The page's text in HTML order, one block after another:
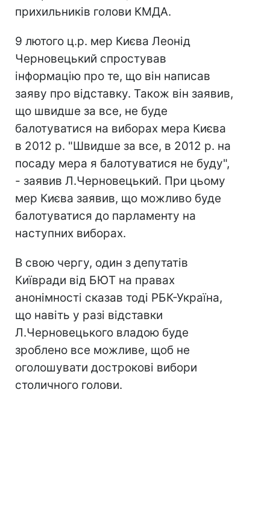
прихильників голови КМДА.
9 лютого ц.р. мер Києва Леонід
Черновецький спростував
інформацію про те, що він написав
заяву про відставку. Також він заявив,
що швидше за все, не буде
балотуватися на виборах мера Києва
в 2012 р. "Швидше за все, в 2012 р. на
посаду мера я балотуватися не буду",
- заявив Л.Черновецький. При цьому
мер Києва заявив, що можливо буде
балотуватися до парламенту на
наступних виборах.
В свою чергу, один з депутатів
Київради від БЮТ на правах
анонімності сказав тоді РБК-Україна,
що навіть у разі відставки
Л.Черновецького владою буде
зроблено все можливе, щоб не
оголошувати дострокові вибори
столичного голови.